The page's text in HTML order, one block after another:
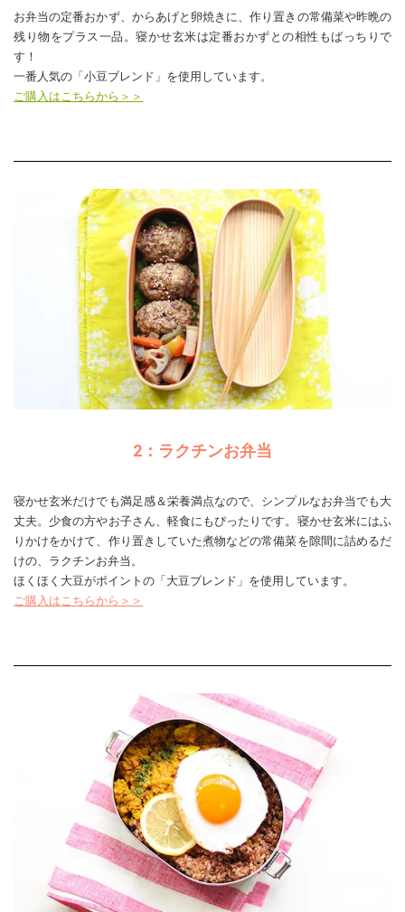
お弁当の定番おかず、からあげと卵焼きに、作り置きの常備菜や昨晩の
残り物をプラス一品。寝かせ玄米は定番おかずとの相性もばっちりで
す！
一番人気の「小豆ブレンド」を使用しています。
ご購入はこちらから＞＞
2：ラクチンお弁当
寝かせ玄米だけでも満足感＆栄養満点なので、シンプルなお弁当でも大
丈夫。少食の方やお子さん、軽食にもぴったりです。寝かせ玄米にはふ
りかけをかけて、作り置きしていた煮物などの常備菜を隙間に詰めるだ
けの、ラクチンお弁当。
ほくほく大豆がポイントの「大豆ブレンド」を使用しています。
ご購入はこちらから＞＞